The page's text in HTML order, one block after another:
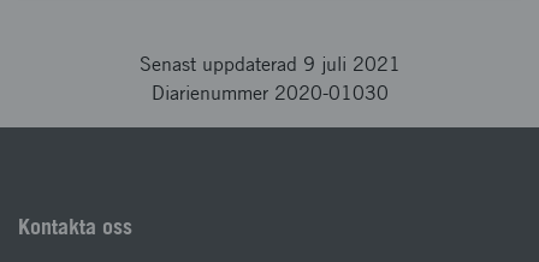
Senast uppdaterad 9 juli 2021
Diarienummer 2020-01030
Kontakta oss